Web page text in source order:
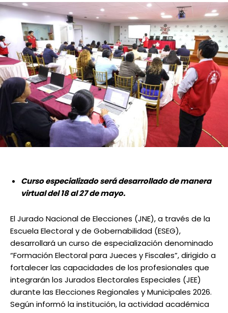
Curso especializado será desarrollado de manera
virtual del 18 al 27 de mayo.
El Jurado Nacional de Elecciones (JNE), a través de la
Escuela Electoral y de Gobernabilidad (ESEG),
desarrollará un curso de especialización denominado
“Formación Electoral para Jueces y Fiscales”, dirigido a
fortalecer las capacidades de los profesionales que
integrarán los Jurados Electorales Especiales (JEE)
durante las Elecciones Regionales y Municipales 2026.
Según informó la institución, la actividad académica